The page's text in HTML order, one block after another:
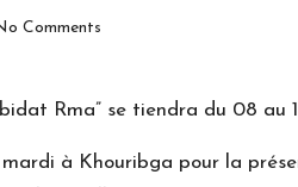
Comments
Rma” se tiendra du 08
mardi à Khouribga pour la